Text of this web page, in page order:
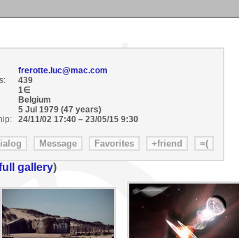
frerotte.luc@mac.com
439
1∈
Belgium
5 Jul 1979 (47 years)
24/11/02 17:40– 23/05/15 9:30
gallery)